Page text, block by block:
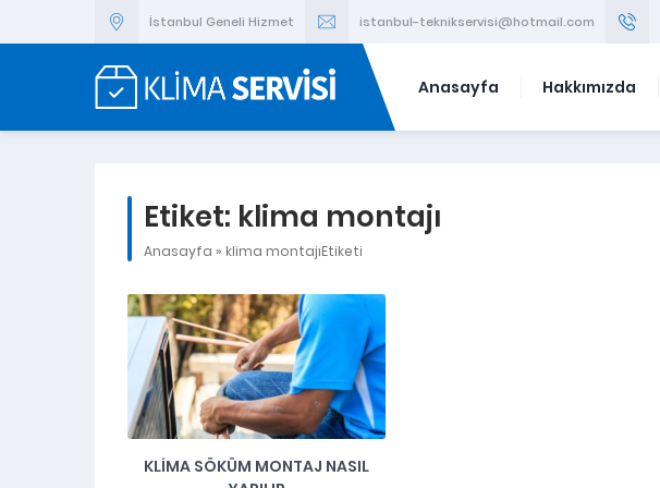
İstanbul Geneli Hizmet istanbul-teknikservisi@hotmail.com
Anasayfa Hakkımızda
Etiket: klima montajı
Anasayfa » klima montajıEtiketi
KLIMA SÖKÜM MONTAJ NASIL